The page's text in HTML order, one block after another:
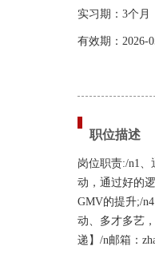
实习期：3个月
有效期：2026-
职位描述
岗位职责:/n1
动，通过好的
GMV的提升;/
动、多才多艺
递】/n邮箱：